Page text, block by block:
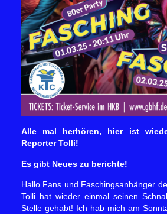
Alle mal herhören, hier ist
Reporter Tolli!
Es gibt Neues zu berichte!
Hallo Fans und Faschingsanhänger
Tolli hat wieder einmal seinen
Stelle gehabt! Ich hab mich am